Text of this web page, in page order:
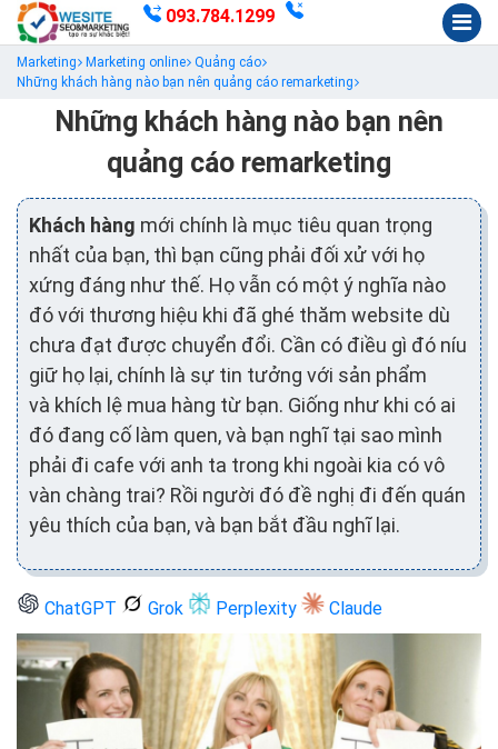
093.784.1299
Marketing Marketing online Quảng cáo
Những khách hàng nào bạn nên quảng cáo remarketing
Những khách hàng nào bạn nên
quảng cáo remarketing
Khách hàng mới chính là mục tiêu quan trọng
nhất của bạn, thì bạn cũng phải đối xử với họ
xứng đáng như thế. Họ vẫn có một ý nghĩa nào
đó với thương hiệu khi đã ghé thăm website dù
chưa đạt được chuyển đổi. Cần có điều gì đó níu
giữ họ lại, chính là sự tin tưởng với sản phẩm
và khích lệ mua hàng từ bạn. Giống như khi có ai
đó đang cố làm quen, và bạn nghĩ tại sao mình
phải đi cafe với anh ta trong khi ngoài kia có vô
vàn chàng trai? Rồi người đó đề nghị đi đến quán
yêu thích của bạn, và bạn bắt đầu nghĩ lại.
ChatGPT Grok Perplexity Claude